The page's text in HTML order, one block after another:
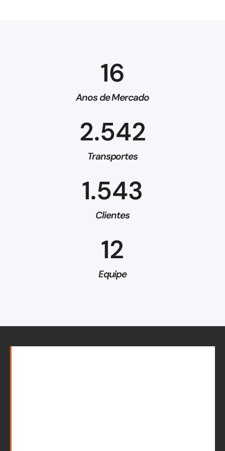
Anos de Mercado
16
Transportes
2.542
Clientes
1.543
Equipe
12